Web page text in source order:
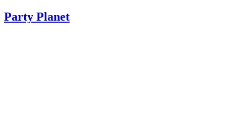
Party Planet